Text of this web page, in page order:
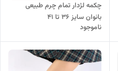
چکمه لژدار تمام چرم طبیعی
بانوان سایز ۳۶ تا ۴۱
ناموجود